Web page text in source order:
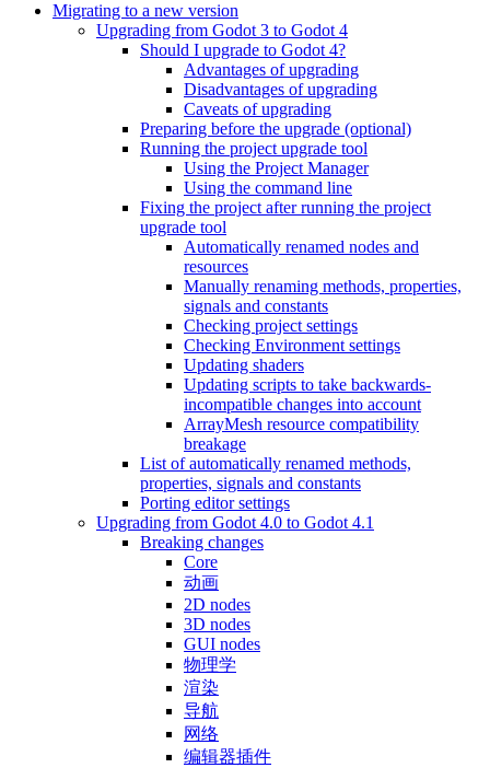
Migrating to a new version
Upgrading from Godot 3 to Godot 4
Should I upgrade to Godot 4?
Advantages of upgrading
Disadvantages of upgrading
Caveats of upgrading
Preparing before the upgrade (optional)
Running the project upgrade tool
Using the Project Manager
Using the command line
Fixing the project after running the project
upgrade tool
Automatically renamed nodes and
resources
Manually renaming methods, properties,
signals and constants
Checking project settings
Checking Environment settings
Updating shaders
Updating scripts to take backwards-
incompatible changes into account
ArrayMesh resource compatibility
breakage
List of automatically renamed methods,
properties, signals and constants
Porting editor settings
Upgrading from Godot 4.0 to Godot 4.1
Breaking changes
Core
动画
2D nodes
3D nodes
GUI nodes
物理学
渲染
导航
网络
编辑器插件